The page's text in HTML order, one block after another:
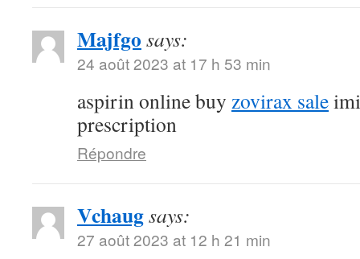
Majfgo says:
24 août 2023 at 17 h 53 min
aspirin online buy zovirax sale
prescription
Répondre
Vchaugsays:
27 août 2023 at 12 h 21 min